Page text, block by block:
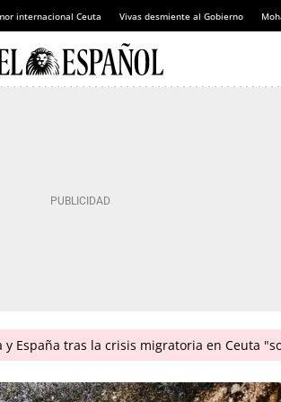
internacional Ceuta Vivas desmiente al Gobierno
España tras la crisis migratoria en Ceuta